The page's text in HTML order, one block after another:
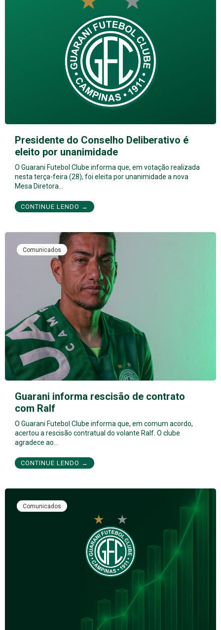
Presidente do Conselho Deliberativo é
eleito por unanimidade
O Guarani Futebol Clube informa que, em votação realizada
nesta terça-feira (28), foi eleita por unanimidade a nova
Mesa Diretora…
CONTINUE LENDO →
Comunicados
Guarani informa rescisão de contrato
com Ralf
O Guarani Futebol Clube informa que, em comum acordo,
acertou a rescisão contratual do volante Ralf. O clube
agradece ao…
CONTINUE LENDO →
Comunicados